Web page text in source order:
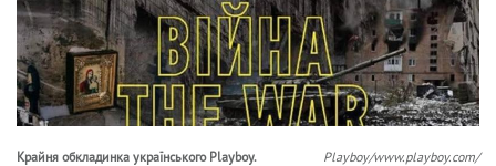
Крайня обкладинка українського Playboy. Playboy/www.playboy.com/